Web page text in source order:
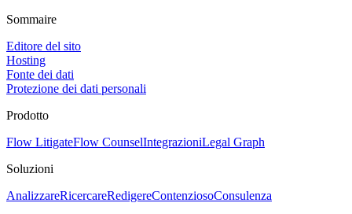
Sommaire
Editore del sito
Hosting
Fonte dei dati
Protezione dei dati personali
Prodotto
Flow LitigateFlow CounselIntegrazioniLegal Graph
Soluzioni
AnalizzareRicercareRedigereContenziosoConsulenza